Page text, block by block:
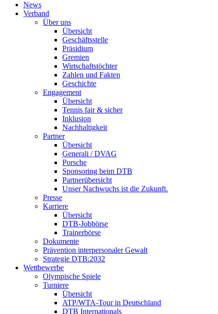
News
Verband
Über uns
Übersicht
Geschäftsstelle
Präsidium
Gremien
Wirtschaftstöchter
Zahlen und Fakten
Geschichte
Engagement
Übersicht
Tennis fair & sicher
Inklusion
Nachhaltigkeit
Partner
Übersicht
Generali / DVAG
Porsche
Sponsoring beim DTB
Partnerübersicht
Unser Nachwuchs ist die Zukunft.
Presse
Karriere
Übersicht
DTB-Jobbörse
Trainerbörse
Dokumente
Prävention interpersonaler Gewalt
Strategie DTB:2032
Wettbewerbe
Olympische Spiele
Turniere
Übersicht
ATP/WTA-Tour in Deutschland
DTB Internationals